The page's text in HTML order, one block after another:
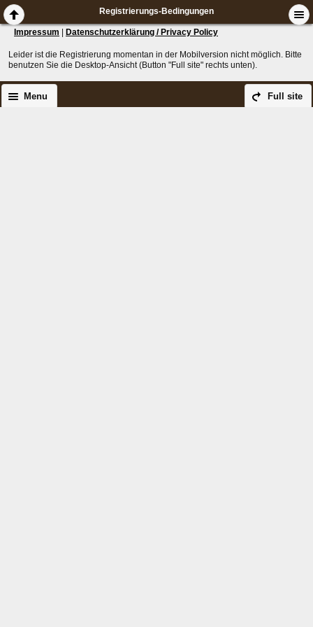
Registrierungs-Bedingungen
Impressum Datenschutzerklärung / Privacy Policy
Leider ist die Registrierung momentan in der Mobilversion nicht möglich. Bitte
benutzen Sie die Desktop-Ansicht (Button "Full site" rechts unten).
Full site
Menu